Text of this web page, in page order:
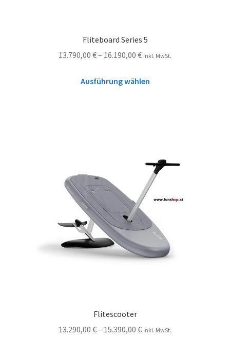
Fliteboard Series 5
13.790,00 €– 16.190,00 € inkl. MwSt.
Ausführung wählen
Flitescooter
13.290,00 €– 15.390,00 € inkl. MwSt.